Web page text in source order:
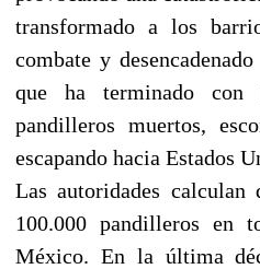
transformado a los
combate y
que ha terminado
pandilleros muertos,
escapando hacia Estados
Las autoridades
100.000 pandilleros en
México. En la última